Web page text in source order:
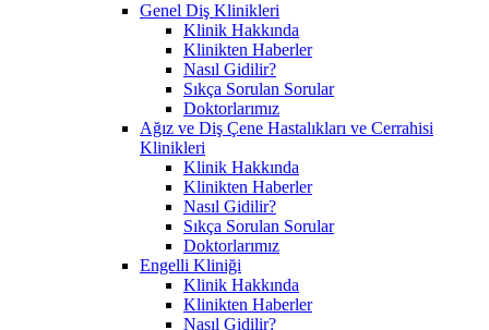
Genel Diş Klinikleri
Klinik Hakkında
Klinikten Haberler
Nasıl Gidilir?
Sıkça Sorulan Sorular
Doktorlarımız
Ağız ve Diş Çene Hastalıkları ve Cerrahisi
Klinikleri
Klinik Hakkında
Klinikten Haberler
Nasıl Gidilir?
Sıkça Sorulan Sorular
Doktorlarımız
Engelli Kliniği
Klinik Hakkında
Klinikten Haberler
Nasıl Gidilir?